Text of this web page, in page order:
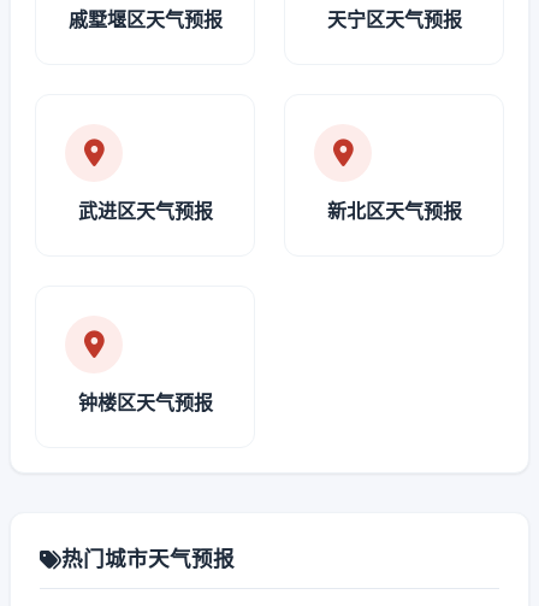
戚墅堰区天气预报 天宁区天气预报
武进区天气预报 新北区天气预报
钟楼区天气预报
热门城市天气预报